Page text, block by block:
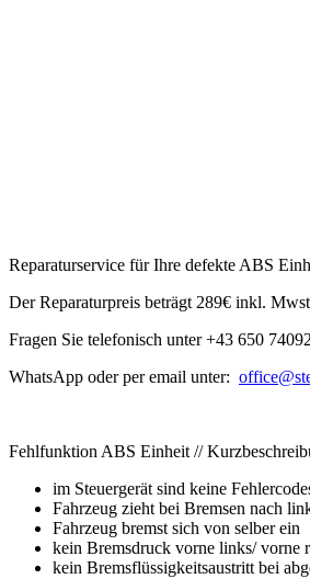
Reparaturservice für Ihre defekte ABS
Der Reparaturpreis beträgt 289€ inkl. Mwst
Fragen Sie telefonisch unter +43 650
WhatsApp oder per email unter: office@
Fehlfunktion ABS Einheit //
im Steuergerät sind keine
Fahrzeug zieht bei Bremsen nach
Fahrzeug bremst sich von selber ein
kein Bremsdruck vorne links/ vorne
kein Bremsflüssigkeitsaustritt bei